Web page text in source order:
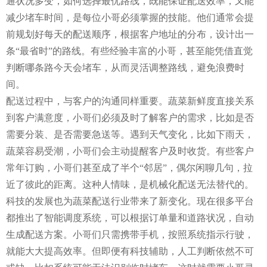
减少堵车时间，是每位小哥必须掌握的技能。他们通常会提
前规划好每天的配送顺序，根据客户地址的分布，设计出一
条“最省时”的路线。有些经验丰富的小哥，甚至能凭借直觉
判断哪条路今天会堵车，从而灵活调整路线，避免浪费时
间。
配送过程中，与客户的沟通同样重要。蔬菜新鲜度直接关系
到客户满意度，小哥们必须及时了解客户的需求，比如是否
需要分装、是否需要急送等。遇到天气变化，比如下雨天，
蔬菜容易受潮，小哥们会主动提醒客户及时收货。有些客户
常年订购，小哥们甚至成了半个“邻居”，偶尔闲聊几句，拉
近了彼此的距离。这种人情味，是机械化配送无法替代的。
科技的发展也为蔬菜配送行业带来了新变化。现在很多平台
都推出了智能调度系统，可以根据订单量和道路状况，自动
生成配送方案。小哥们只需携带手机，按照系统指示行驶，
就能大大提高效率。但即便有科技辅助，人工判断依然不可